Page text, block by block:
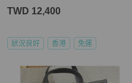
TWD 12,400
狀況良好 香港 免運